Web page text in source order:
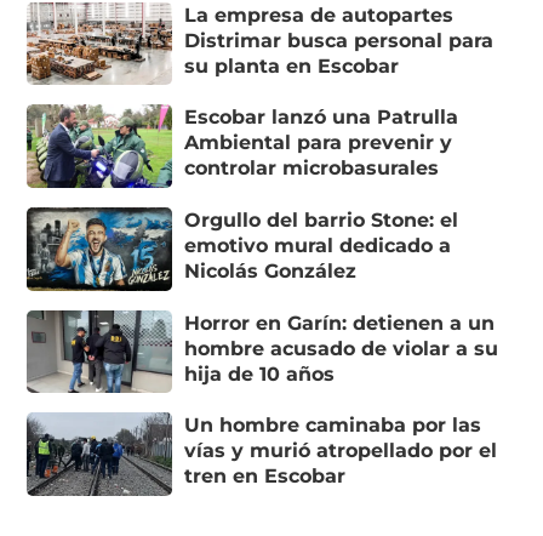
La empresa de autopartes
Distrimar busca personal para
su planta en Escobar
Escobar lanzó una Patrulla
Ambiental para prevenir y
controlar microbasurales
Orgullo del barrio Stone: el
emotivo mural dedicado a
Nicolás González
Horror en Garín: detienen a un
hombre acusado de violar a su
hija de 10 años
Un hombre caminaba por las
vías y murió atropellado por el
tren en Escobar